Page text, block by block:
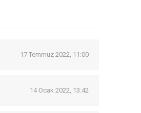
17 Temmuz 2022, 11:00
14 Ocak 2022, 13:42